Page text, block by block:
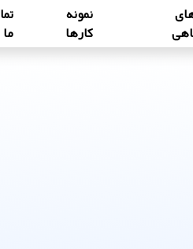
نمونه
کارها ما